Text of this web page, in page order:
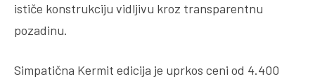
ističe konstrukciju vidljivu kroz transparentnu
pozadinu.
Simpatična Kermit edicija je uprkos ceni od 4.400